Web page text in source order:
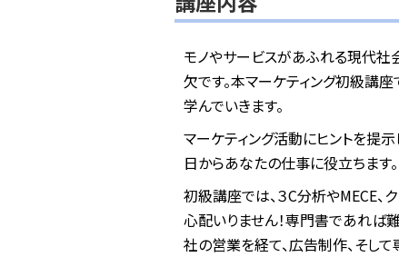
モノやサービスがあふれる現代社
欠です。本マーケティング初級講
学んでいきます。
マーケティング活動にヒントを提
日からあなたの仕事に役立ちます。
初級講座では、３C分析やMECE
心配いりません！専門書であれば
社の営業を経て、広告制作、そし